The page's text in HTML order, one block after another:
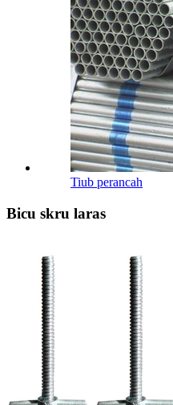
Tiub perancah
Bicu skru laras